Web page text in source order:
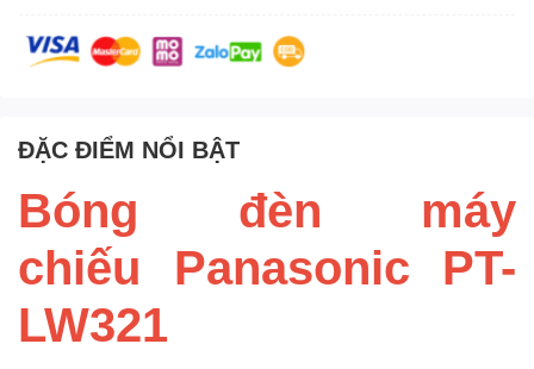
ĐẶC ĐIỂM NỔI BẬT
Bóng đèn máy
chiếu Panasonic PT-
LW321